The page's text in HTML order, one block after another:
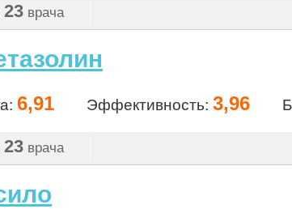
23 врача
6,91 Эффективность: 3,96
23 врача